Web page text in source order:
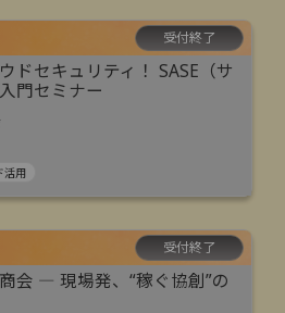
受付終了
ドセキュリティ！ SASE（サ
門セミナー
活用
受付終了
会 ― 現場発、“稼ぐ協創”の